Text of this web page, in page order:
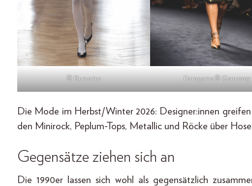
© Blumarine Ferragamo © Gorunway
Die Mode im Herbst/Winter 2026: Designer:innen
den Minirock, Peplum-Tops, Metallic und Röcke über
Gegensätze ziehen sich an
Die 1990er lassen sich wohl als gegensätzlich